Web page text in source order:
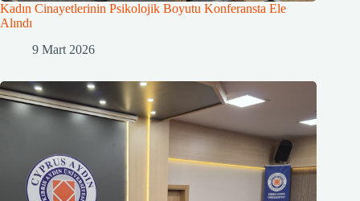
Kadın Cinayetlerinin Psikolojik Boyutu Konferansta Ele
Alındı
9 Mart 2026